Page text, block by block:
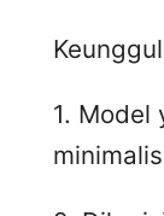
1. Model